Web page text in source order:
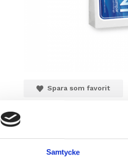
Samtycke
Spara som favorit
Pumprent Refill
Dokument: